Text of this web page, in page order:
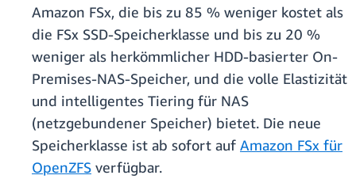
Amazon FSx, die bis zu 85 % weniger kostet als
die FSx SSD-Speicherklasse und bis zu 20 %
weniger als herkömmlicher HDD-basierter On-
Premises-NAS-Speicher, und die volle Elastizität
und intelligentes Tiering für NAS
(netzgebundener Speicher) bietet. Die neue
Speicherklasse ist ab sofort auf Amazon FSx für
OpenZFS verfügbar.